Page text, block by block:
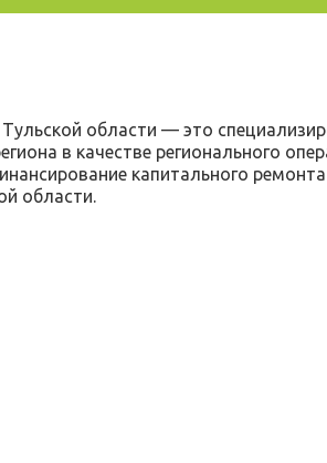
области — это
в качестве регионального
капитального
области.